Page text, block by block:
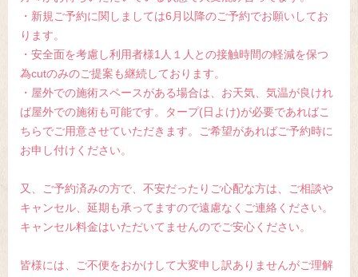
・新規ご予約に関しましては6月以降のご予約でお願いしてお
ります。
・安全面を考慮し利用者様1人１人との接触時間の軽減を保つ
為cutのみのご提案も継続しております。
・屋外での施術スペースがある場合は、お天気、気温が良けれ
ば屋外での施術も可能です。タープ(日よけ)が必要であればこ
ちらでご用意させていただきます。ご希望があればご予約時に
お申し付けください。
又、ご予約済みの方で、不安だったりご心配な方は、ご相談や
キャンセル、延期も承ってますので遠慮なくご連絡ください。
キャンセル料金はいただいてませんのでご安心ください。
皆様には、ご不便をおかけして大変申し訳ありませんがご理解